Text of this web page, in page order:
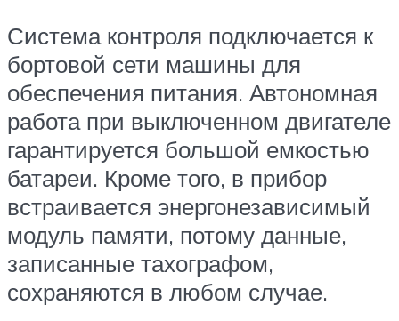
Система контроля подключается к
бортовой сети машины для
обеспечения питания. Автономная
работа при выключенном двигателе
гарантируется большой емкостью
батареи. Кроме того, в прибор
встраивается энергонезависимый
модуль памяти, потому данные,
записанные тахографом,
сохраняются в любом случае.